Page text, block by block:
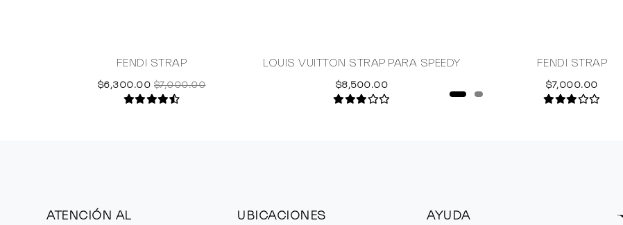
FENDI STRAP
$6,300.00 $7,000.00
LOUIS VUITTON STRAP PARA SPEEDY
$8,500.00
FENDI STRAP
$7,000.00
ATENCIÓN AL
UBICACIONES AYUDA